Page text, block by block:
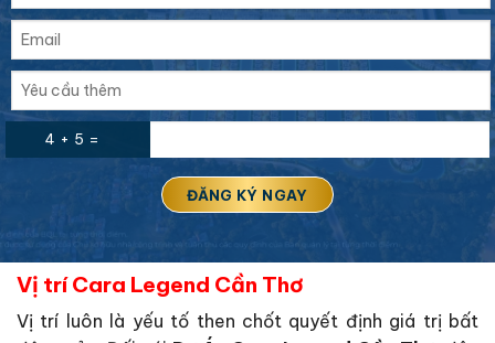
4 + 5 =
Vị trí Cara Legend Cần Thơ
Vị trí luôn là yếu tố then chốt quyết định giá trị bất